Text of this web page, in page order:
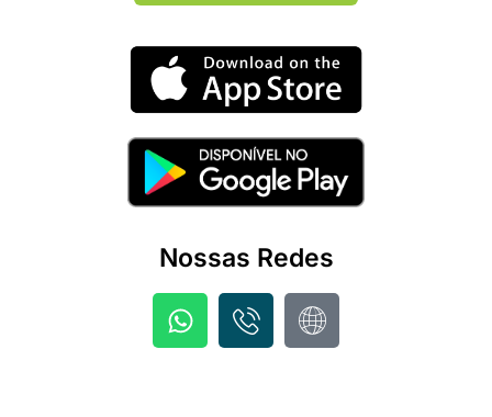
Nossas Redes